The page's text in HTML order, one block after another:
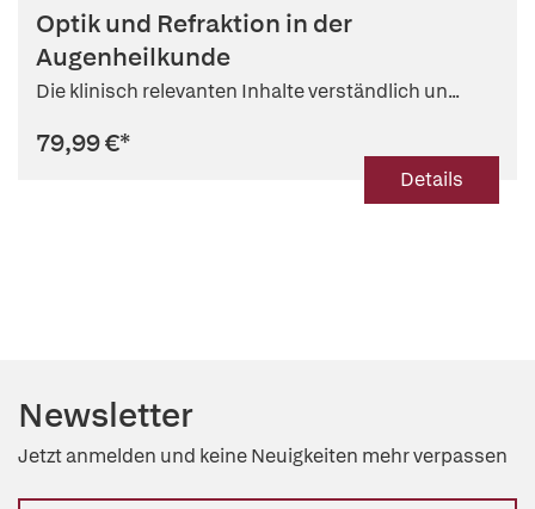
Optik und Refraktion in der
Augenheilkunde
Die klinisch relevanten Inhalte verständlich un...
79,99 €*
Details
Newsletter
Jetzt anmelden und keine Neuigkeiten mehr verpassen